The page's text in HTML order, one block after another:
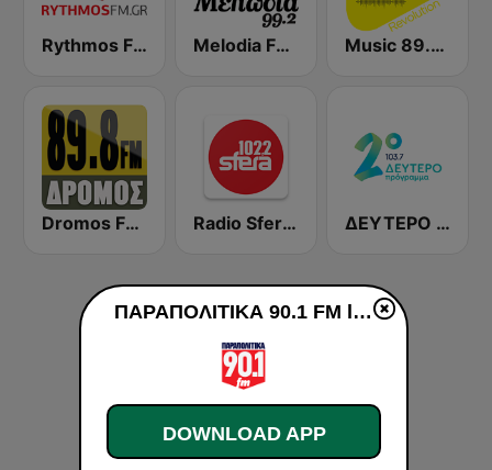
Rythmos FM - Ρυθμος 94.9 Melodia FM (Μελωδία 99.2) Music 89.2 FM
Dromos FM - ΔΡΟΜΟΣ 89.8 Radio Sfera 102.2 FM ΔΕΥΤΕΡΟ ΠΡΟΓΡΑΜΜΑ (Deftero FM 103.7)
ΠΑΡΑΠΟΛΙΤΙΚΑ 90.1 FM live
DOWNLOAD APP